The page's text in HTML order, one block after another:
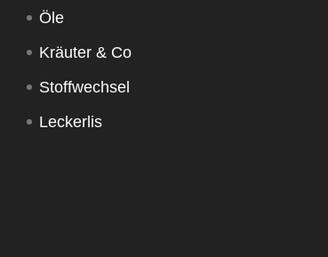
Öle
Kräuter & Co
Stoffwechsel
Leckerlis